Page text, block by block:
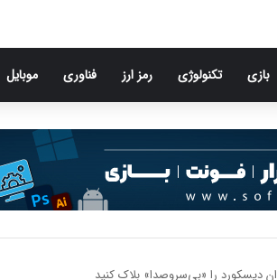
بازی تکنولوژی رمز ارز فناوری موبایل
دیسکورد را «بی‌سروصدا» بلاک کنید